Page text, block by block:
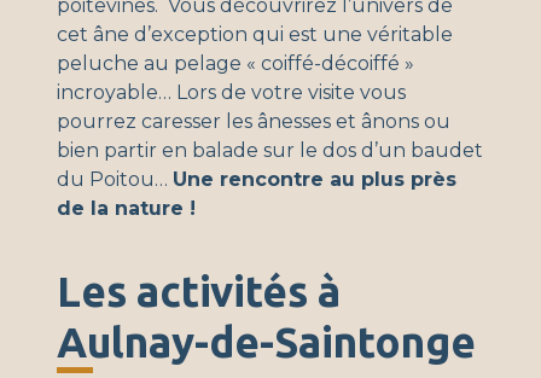
poitevines. Vous découvrirez l’univers de
cet âne d’exception qui est une véritable
peluche au pelage « coiffé-décoiffé »
incroyable… Lors de votre visite vous
pourrez caresser les ânesses et ânons ou
bien partir en balade sur le dos d’un baudet
du Poitou… Une rencontre au plus près
de la nature !
Les activités à
Aulnay-de-Saintonge